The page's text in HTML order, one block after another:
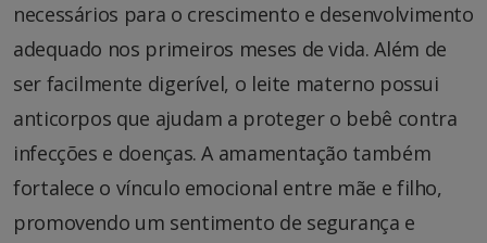
necessários para o crescimento e desenvolvimento
adequado nos primeiros meses de vida. Além de
ser facilmente digerível, o leite materno possui
anticorpos que ajudam a proteger o bebê contra
infecções e doenças. A amamentação também
fortalece o vínculo emocional entre mãe e filho,
promovendo um sentimento de segurança e